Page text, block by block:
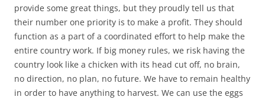
provide some great things, but they proudly tell us that
their number one priority is to make a profit. They should
function as a part of a coordinated effort to help make the
entire country work. If big money rules, we risk having the
country look like a chicken with its head cut off, no brain,
no direction, no plan, no future. We have to remain healthy
in order to have anything to harvest. We can use the eggs